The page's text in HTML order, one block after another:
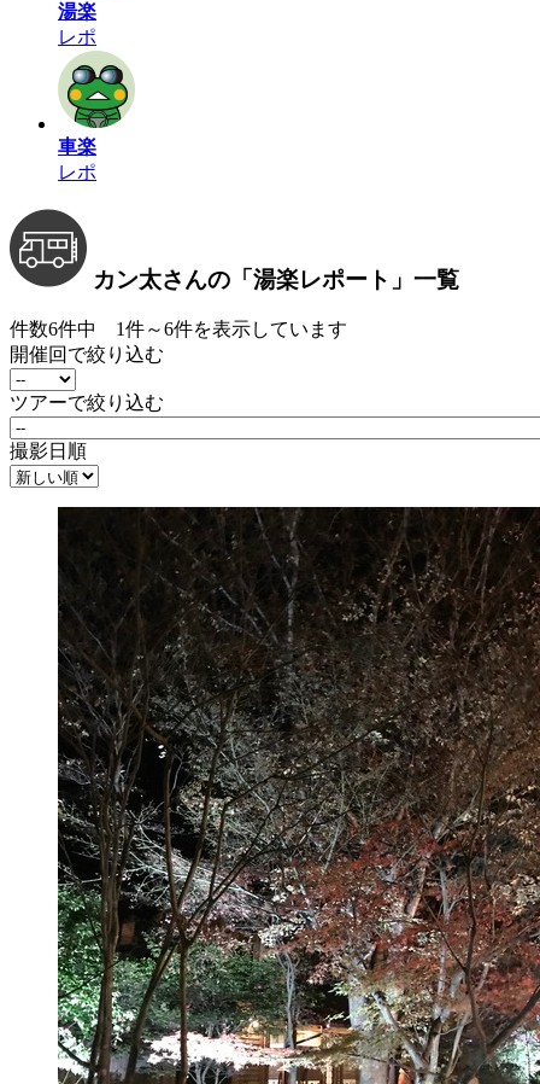
湯楽
レポ
車楽
レポ
カン太さんの 「湯楽レポート」 一覧
件数6件中 1件～6件を表示しています
開催回で絞り込む
ツアーで絞り込む
撮影日順